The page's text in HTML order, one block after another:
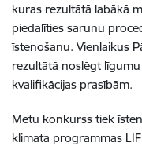
kuras rezultātā labākā
piedalīties sarunu
īstenošanu. Vienlaikus
rezultātā noslēgt
kvalifikācijas prasībām.
Metu konkurss tiek
klimata programmas